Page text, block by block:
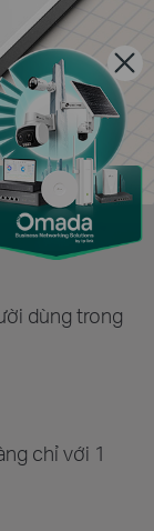
dùng trong
chỉ với 1